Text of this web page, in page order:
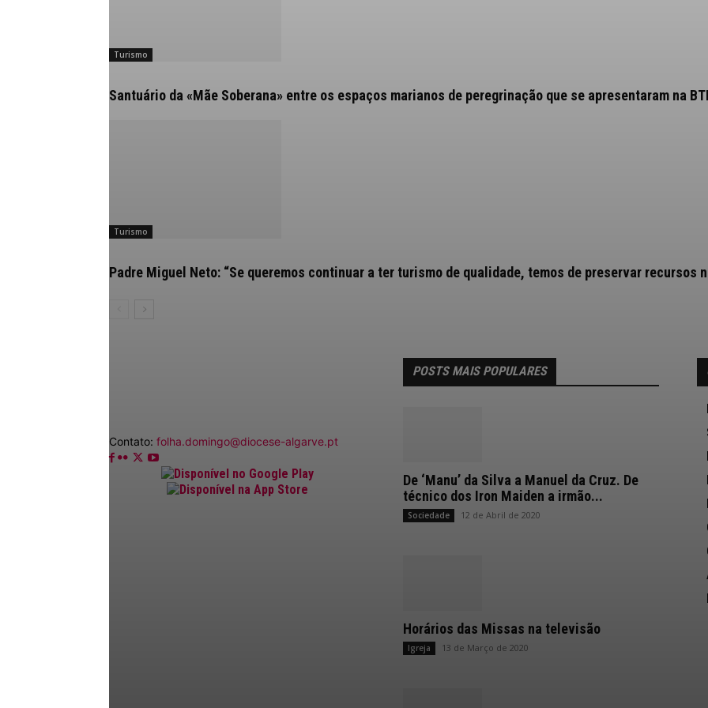
Turismo
Santuário da «Mãe Soberana» entre os espaços marianos de peregrinação que se apresentaram na
Turismo
Padre Miguel Neto: “Se queremos continuar a ter turismo de qualidade, temos de preservar recursos
Contato: folha.domingo@diocese-algarve.pt
POSTS MAIS POPULARES
De ‘Manu’ da Silva a Manuel da Cruz. De
técnico dos Iron Maiden a irmão...
Sociedade 12 de Abril de 2020
Horários das Missas na televisão
Igreja 13 de Março de 2020